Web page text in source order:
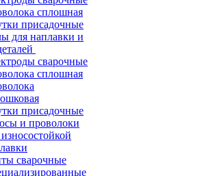
сплошная
присадочные
для наплавки и
сварочные
сплошная
присадочные
и проволоки
сварочные